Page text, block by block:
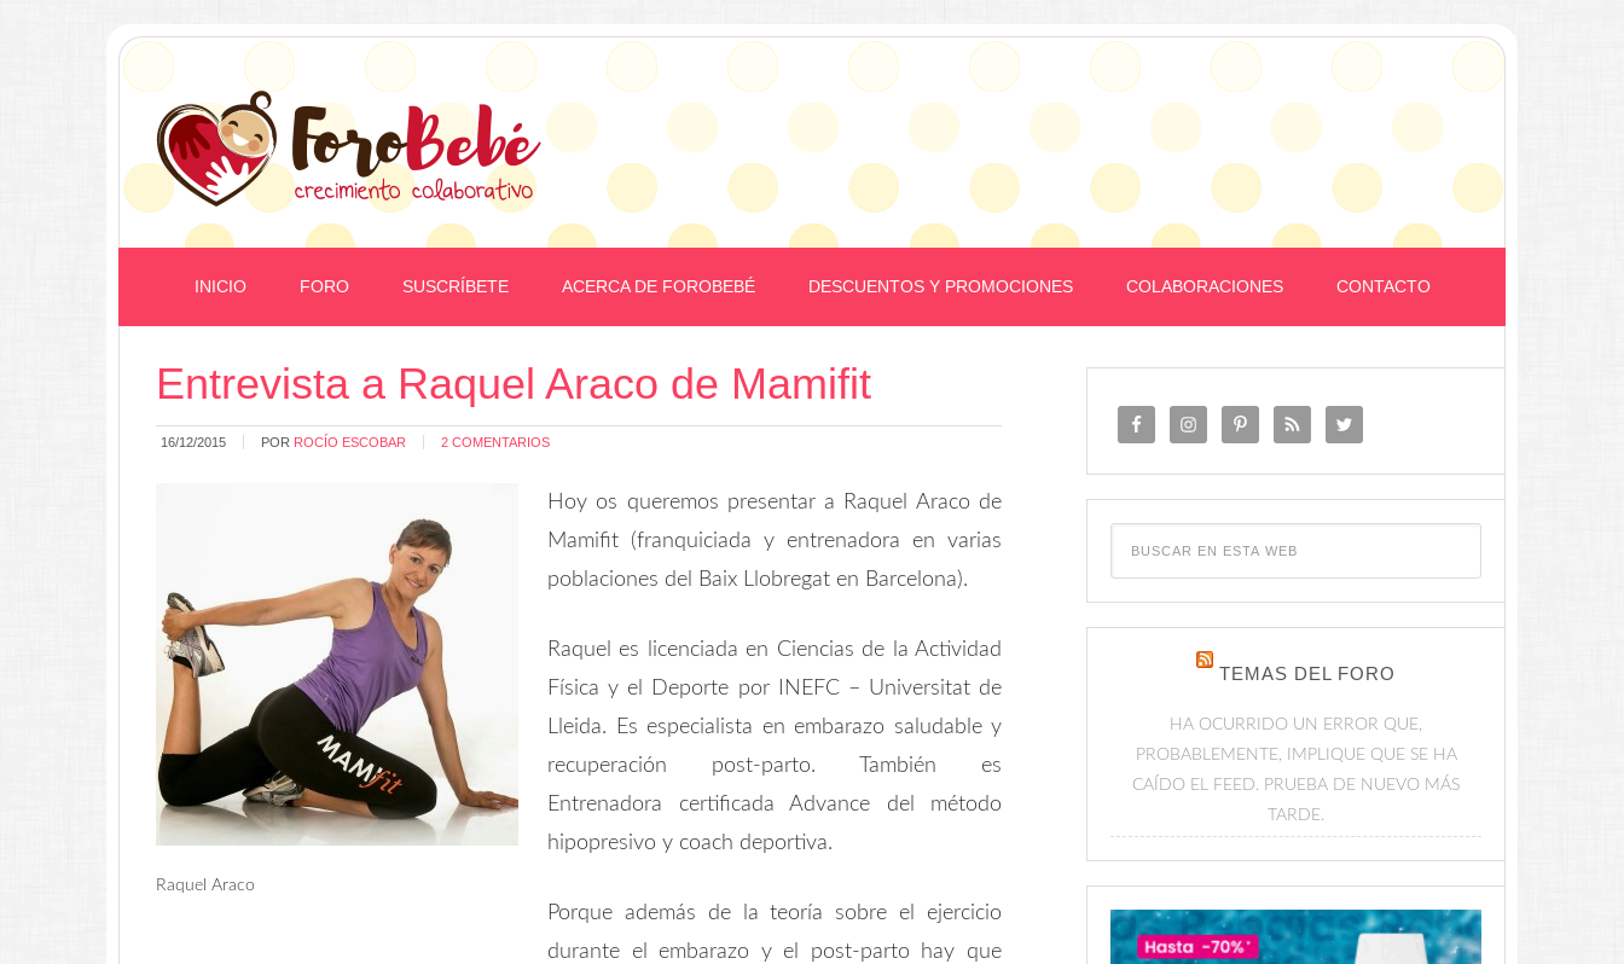
INICIO FORO SUSCRÍBETE ACERCA DE FOROBEBÉ DESCUENTOS Y PROMOCIONES COLABORACIONES CONTACTO
Entrevista a Raquel Araco de Mamifit
16/12/2015 POR ROCÍO ESCOBAR 2 COMENTARIOS
Raquel Araco
Hoy os queremos presentar a Raquel Araco de
Mamifit (franquiciada y entrenadora en varias
poblaciones del Baix Llobregat en Barcelona).
Raquel es licenciada en Ciencias de la Actividad
Física y el Deporte por INEFC – Universitat de
Lleida. Es especialista en embarazo saludable y
recuperación post-parto. También es
Entrenadora certificada Advance del método
hipopresivo y coach deportiva.
Porque además de la teoría sobre el ejercicio
durante el embarazo y el post-parto hay que
TEMAS DEL FORO
HA OCURRIDO UN ERROR QUE,
PROBABLEMENTE, IMPLIQUE QUE SE HA
CAÍDO EL FEED. PRUEBA DE NUEVO MÁS
TARDE.